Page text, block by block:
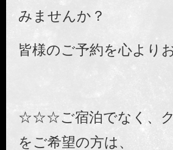
みませんか？
皆様のご予約を心より
☆☆☆ご宿泊でなく、ク
をご希望の方は、